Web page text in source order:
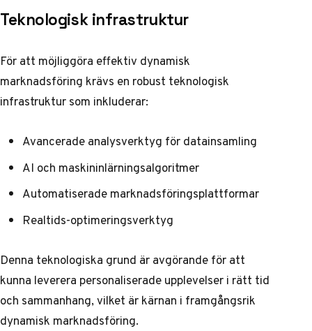
Teknologisk infrastruktur
För att möjliggöra effektiv dynamisk
marknadsföring krävs en robust teknologisk
infrastruktur som inkluderar:
Avancerade analysverktyg för datainsamling
AI och maskininlärningsalgoritmer
Automatiserade marknadsföringsplattformar
Realtids-optimeringsverktyg
Denna teknologiska grund är avgörande för att
kunna leverera personaliserade upplevelser i rätt tid
och sammanhang, vilket är kärnan i framgångsrik
dynamisk marknadsföring.